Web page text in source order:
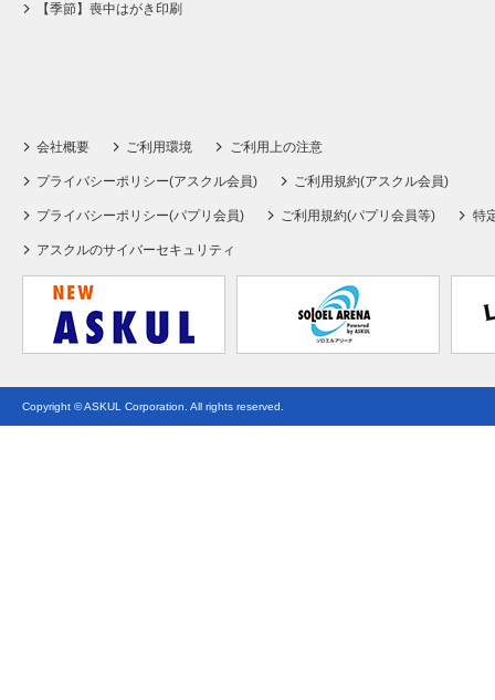
【季節】喪中はがき印刷
会社概要 ご利用環境 ご利用上の注意
プライバシーポリシー(アスクル会員) ご利用規約(アスクル会員)
プライバシーポリシー(パプリ会員) ご利用規約(パプリ会員等) 特
アスクルのサイバーセキュリティ
Copyright © ASKUL Corporation. All rights reserved.